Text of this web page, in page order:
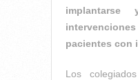
implantarse
pacientes con
Los